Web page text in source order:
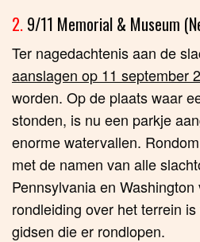
2. 9/11 Memorial & Museum
Ter nagedachtenis aan de
aanslagen op 11 september
worden. Op de plaats waar
stonden, is nu een parkje
enorme watervallen.
met de namen van alle
Pennsylvania en Washington
rondleiding over het terrein
gidsen die er rondlopen.